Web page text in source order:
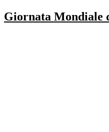
Giornata Mondiale